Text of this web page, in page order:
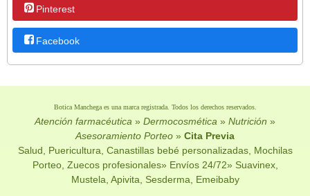
Pinterest
Facebook
Botica Manchega es una marca registrada. Todos los derechos reservados.
Atención farmacéutica » Dermocosmética » Nutrición »
Asesoramiento Porteo » Cita Previa
Salud, Puericultura, Canastillas bebé personalizadas, Mochilas
Porteo, Zuecos profesionales» Envíos 24/72» Suavinex,
Mustela, Apivita, Sesderma, Emeibaby